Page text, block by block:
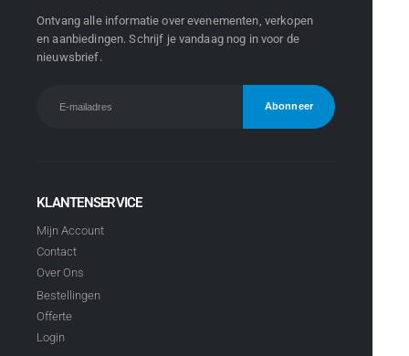
Ontvang alle informatie over evenementen, verkopen
en aanbiedingen. Schrijf je vandaag nog in voor de
nieuwsbrief.
KLANTENSERVICE
Mijn Account
Contact
Over Ons
Bestellingen
Offerte
Login